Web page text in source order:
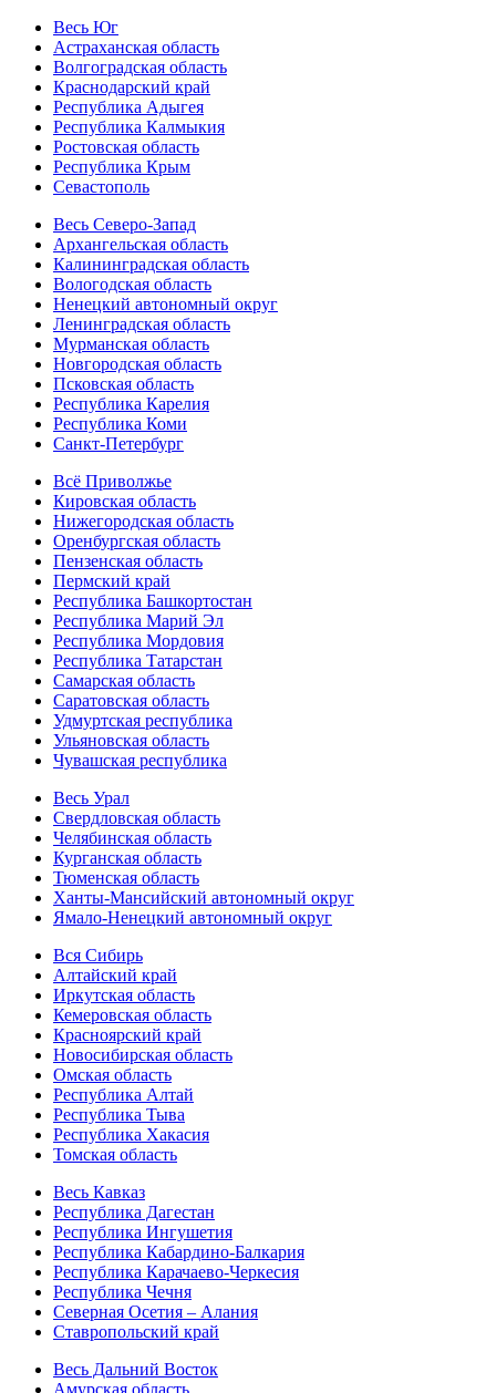
Весь Юг
Астраханская область
Волгоградская область
Краснодарский край
Республика Адыгея
Республика Калмыкия
Ростовская область
Республика Крым
Севастополь
Весь Северо-Запад
Архангельская область
Калининградская область
Вологодская область
Ненецкий автономный округ
Ленинградская область
Мурманская область
Новгородская область
Псковская область
Республика Карелия
Республика Коми
Санкт-Петербург
Всё Приволжье
Кировская область
Нижегородская область
Оренбургская область
Пензенская область
Пермский край
Республика Башкортостан
Республика Марий Эл
Республика Мордовия
Республика Татарстан
Самарская область
Саратовская область
Удмуртская республика
Ульяновская область
Чувашская республика
Весь Урал
Свердловская область
Челябинская область
Курганская область
Тюменская область
Ханты-Мансийский автономный округ
Ямало-Ненецкий автономный округ
Вся Сибирь
Алтайский край
Иркутская область
Кемеровская область
Красноярский край
Новосибирская область
Омская область
Республика Алтай
Республика Тыва
Республика Хакасия
Томская область
Весь Кавказ
Республика Дагестан
Республика Ингушетия
Республика Кабардино-Балкария
Республика Карачаево-Черкесия
Республика Чечня
Северная Осетия – Алания
Ставропольский край
Весь Дальний Восток
Амурская область